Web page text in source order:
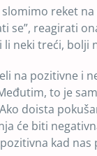
reket
se”, reagirati
li neki treći, bolji
na pozitivne i
to je
doista
će biti
kad